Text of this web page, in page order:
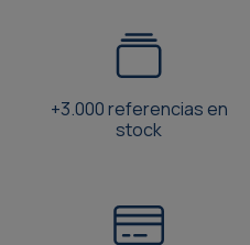
+3.000 referencias en
stock